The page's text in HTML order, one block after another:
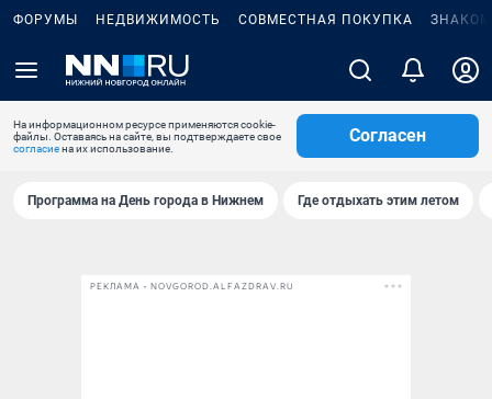
ФОРУМЫ НЕДВИЖИМОСТЬ СОВМЕСТНАЯ ПОКУПКА
На информационном ресурсе применяются cookie-
файлы. Оставаясь на сайте, вы подтверждаете свое
согласиена их использование.
Согласен
Программа на День города в Нижнем Где отдыхать этим летом
РЕКЛАМА • NOVGOROD.ALFAZDRAV.RU